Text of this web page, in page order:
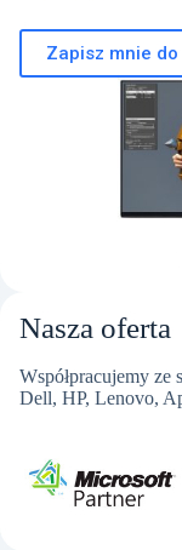
Zapisz mnie
Nasza oferta
Współpracujemy ze
Dell, HP, Lenovo,